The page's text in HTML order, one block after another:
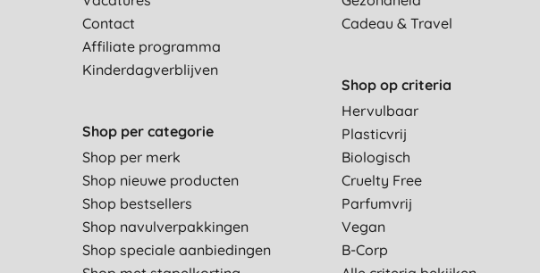
Contact
Affiliate programma
Kinderdagverblijven
Shop per categorie
Shop per merk
Shop nieuwe producten
Shop bestsellers
Shop navulverpakkingen
Shop speciale aanbiedingen
Cadeau & Travel
Shop op criteria
Hervulbaar
Plasticvrij
Biologisch
Cruelty Free
Parfumvrij
Vegan
B-Corp